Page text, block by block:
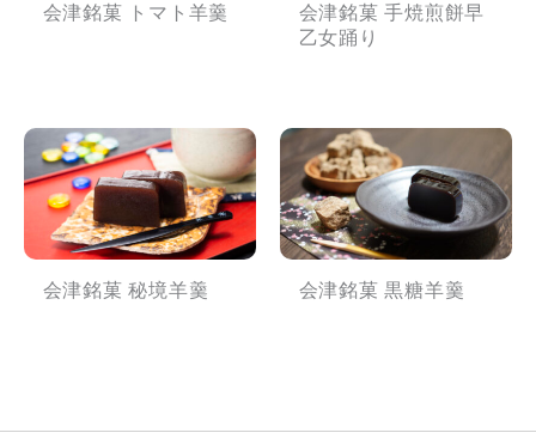
会津銘菓 トマト羊羹
会津銘菓 手焼煎餅早
乙女踊り
会津銘菓 秘境羊羹 会津銘菓 黒糖羊羹